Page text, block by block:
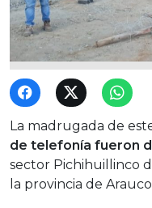
La madrugada de
de telefonía fueron
sector Pichihuillinco
la provincia de